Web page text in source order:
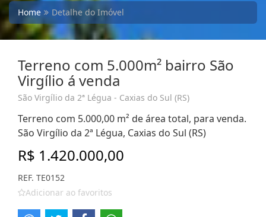
Home Detalhe do Imóvel
Terreno com 5.000m² bairro São
Virgílio á venda
São Virgílio da 2ª Légua - Caxias do Sul (RS)
Terreno com 5.000,00 m² de área total, para venda.
São Virgílio da 2ª Légua, Caxias do Sul (RS)
R$ 1.420.000,00
REF. TE0152
Adicionar ao favoritos